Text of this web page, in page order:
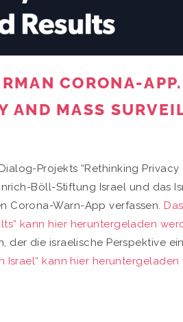
CORONA-
AND MASS
Projekts “Rethinking
Böll-Stiftung Israel und das
Corona-Warn-App verfassen.
kann hier heruntergeladen
der die israelische Perspektive
Israel“ kann hier heruntergeladen